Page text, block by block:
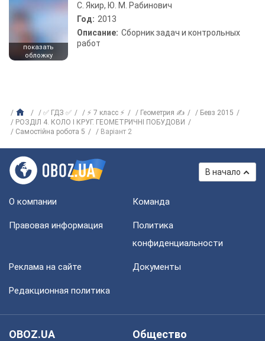
показать
обложку
С. Якир, Ю. М. Рабинович
Год: 2013
Описание: Сборник задач и контрольных
работ
✅ ГДЗ ✅ ⚡ 7 класс ⚡ Геометрия ✍
Бевз 2015
РОЗДІЛ 4. КОЛО І КРУГ. ГЕОМЕТРИЧНІ ПОБУДОВИ
Самостійна робота 5
Варіант 2
В начало
О компании Команда
Правовая информация
Политика
конфиденциальности
Реклама на сайте Документы
Редакционная политика
OBOZ.UA
Общество